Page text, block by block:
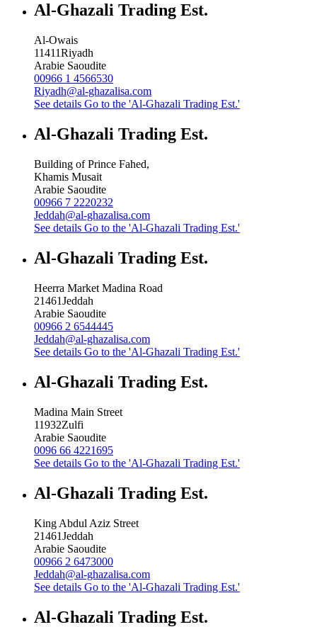
Al-Ghazali Trading Est.
Al-Owais
11411Riyadh
Arabie Saoudite
00966 1 4566530
Riyadh@al-ghazalisa.com
See details Go to the 'Al-Ghazali Trading Est.'
Al-Ghazali Trading Est.
Building of Prince Fahed,
Khamis Musait
Arabie Saoudite
00966 7 2220232
Jeddah@al-ghazalisa.com
See details Go to the 'Al-Ghazali Trading Est.'
Al-Ghazali Trading Est.
Heerra Market Madina Road
21461Jeddah
Arabie Saoudite
00966 2 6544445
Jeddah@al-ghazalisa.com
See details Go to the 'Al-Ghazali Trading Est.'
Al-Ghazali Trading Est.
Madina Main Street
11932Zulfi
Arabie Saoudite
0096 66 4221695
See details Go to the 'Al-Ghazali Trading Est.'
Al-Ghazali Trading Est.
King Abdul Aziz Street
21461Jeddah
Arabie Saoudite
00966 2 6473000
Jeddah@al-ghazalisa.com
See details Go to the 'Al-Ghazali Trading Est.'
Al-Ghazali Trading Est.